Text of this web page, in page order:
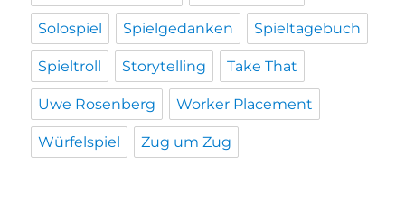
Solospiel Spielgedanken Spieltagebuch
Spieltroll Storytelling Take That
Uwe Rosenberg Worker Placement
Würfelspiel Zug um Zug